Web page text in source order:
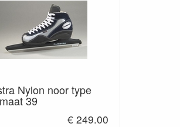
Nylon noor type
39
€ 249.00